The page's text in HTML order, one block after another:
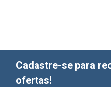
Cadastre-se para
ofertas!